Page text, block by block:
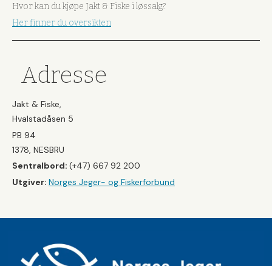
Hvor kan du kjøpe Jakt & Fiske i løssalg?
Her finner du oversikten
Adresse
Jakt & Fiske,
Hvalstadåsen 5
PB 94
1378, NESBRU
Sentralbord: (+47) 667 92 200
Utgiver: Norges Jeger- og Fiskerforbund